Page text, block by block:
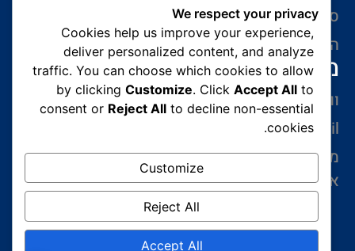
סיפורי הצלחה
המלצות של לקוחות
מידע ליצירת קשר
ווצאפ 054-765-0002
gabriel@benatovlaw.co.il
מצדה 9 בני ברק קומה 35 מגדל ב.ס.ר 3 (מול קניון
איילון ליד הרכבת הקלה בן גוריון)
We respect your privacy
Cookies help us improve your experience,
deliver personalized content, and analyze
traffic. You can choose which cookies to allow
by clickingCustomize. ClickAccept All to
consent or Reject All to decline non-essential
cookies.
Customize
Reject All
Accept All